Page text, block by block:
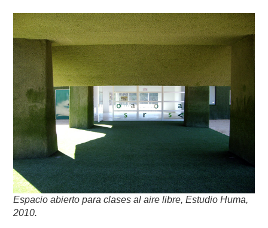
Espacio abierto para clases al aire libre, Estudio Huma,
2010.